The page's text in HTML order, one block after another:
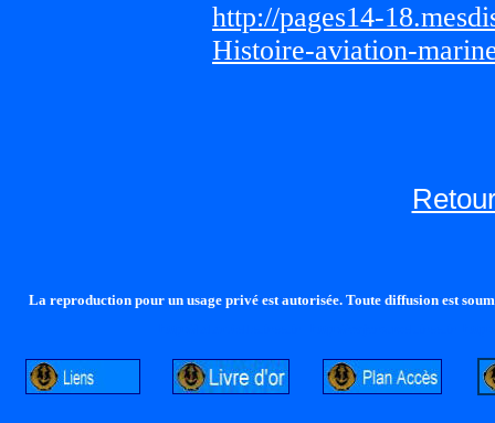
http://pages14-
Histoire-aviation-
La reproduction pour un usage privé est autorisée. Toute diffusion est